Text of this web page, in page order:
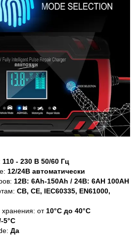
110 - 230 В 50/60 Гц
12/24В автоматически
12В: 6Ah-150Ah / 24В: 6AH 100AH
CB, CE, IEC60335, EN61000,
хранения: от 10°C до 40°C
5°C
Да